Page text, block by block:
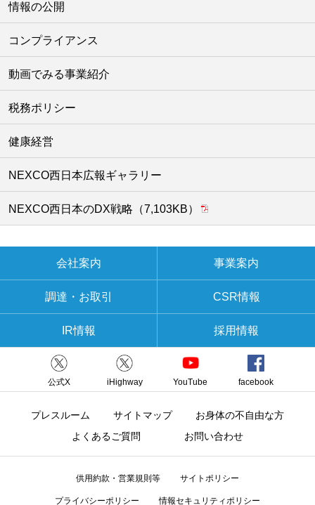
情報の公開
コンプライアンス
動画でみる事業紹介
税務ポリシー
健康経営
NEXCO西日本広報ギャラリー
NEXCO西日本のDX戦略（7,103KB）
会社案内 事業案内
調達・お取引 CSR情報
IR情報 採用情報
公式X iHighway YouTube facebook
プレスルーム サイトマップ
お身体の不自由な方
よくあるご質問
お問い合わせ
供用約款・営業規則等 サイトポリシー
プライバシーポリシー 情報セキュリティポリシー